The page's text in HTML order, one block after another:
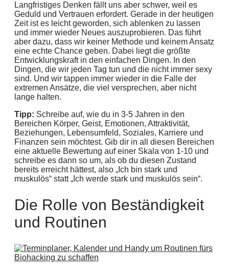
Langfristiges Denken fällt uns aber schwer, weil es
Geduld und Vertrauen erfordert. Gerade in der heutigen
Zeit ist es leicht geworden, sich ablenken zu lassen
und immer wieder Neues auszuprobieren. Das führt
aber dazu, dass wir keiner Methode und keinem Ansatz
eine echte Chance geben. Dabei liegt die größte
Entwicklungskraft in den einfachen Dingen. In den
Dingen, die wir jeden Tag tun und die nicht immer sexy
sind. Und wir tappen immer wieder in die Falle der
extremen Ansätze, die viel versprechen, aber nicht
lange halten.
Tipp: Schreibe auf, wie du in 3-5 Jahren in den
Bereichen Körper, Geist, Emotionen, Attraktivität,
Beziehungen, Lebensumfeld, Soziales, Karriere und
Finanzen sein möchtest. Gib dir in all diesen Bereichen
eine aktuelle Bewertung auf einer Skala von 1-10 und
schreibe es dann so um, als ob du diesen Zustand
bereits erreicht hättest, also „Ich bin stark und
muskulös“ statt „Ich werde stark und muskulös sein“.
Die Rolle von Beständigkeit
und Routinen